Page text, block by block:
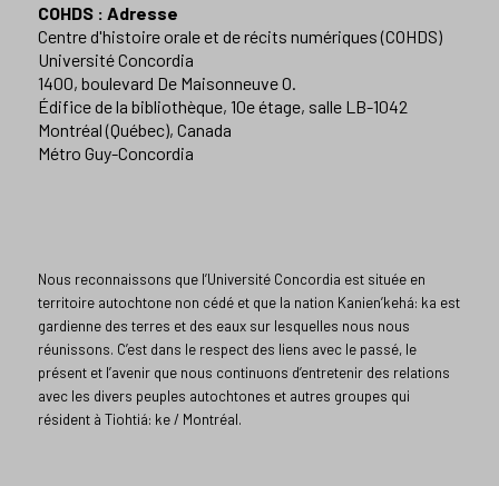
COHDS : Adresse
Centre d'histoire orale et de récits numériques (COHDS)
Université Concordia
1400, boulevard De Maisonneuve O.
Édifice de la bibliothèque, 10e étage, salle LB-1042
Montréal (Québec), Canada
Métro Guy-Concordia
Nous reconnaissons que l’Université Concordia est située en
territoire autochtone non cédé et que la nation Kanien’kehá: ka est
gardienne des terres et des eaux sur lesquelles nous nous
réunissons. C’est dans le respect des liens avec le passé, le
présent et l’avenir que nous continuons d’entretenir des relations
avec les divers peuples autochtones et autres groupes qui
résident à Tiohtiá: ke / Montréal.​